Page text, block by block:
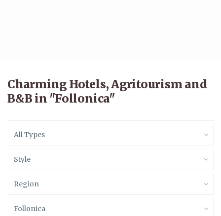
Charming Hotels, Agritourism and
B&B in "Follonica"
All Types
Style
Region
Follonica